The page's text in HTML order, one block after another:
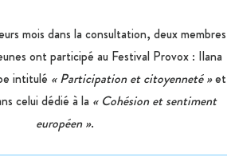
mois dans la consultation, deux membres
ont participé au Festival Provox : Ilana
intitulé « Participation et citoyenneté » et
celui dédié à la « Cohésion et sentiment
européen ».